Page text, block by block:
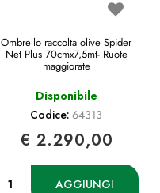
Ombrello raccolta olive Spider
Net Plus 70cmx7,5mt- Ruote
maggiorate
Disponibile
Codice: 64313
€ 2.290,00
AGGIUNGI